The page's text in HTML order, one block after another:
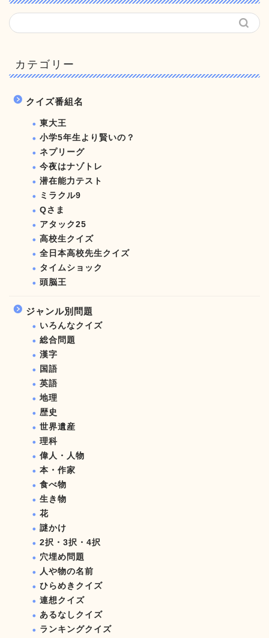
カテゴリー
クイズ番組名
東大王
小学5年生より賢いの？
ネプリーグ
今夜はナゾトレ
潜在能力テスト
ミラクル9
Qさま
アタック25
高校生クイズ
全日本高校先生クイズ
タイムショック
頭脳王
ジャンル別問題
いろんなクイズ
総合問題
漢字
国語
英語
地理
歴史
世界遺産
理科
偉人・人物
本・作家
食べ物
生き物
花
謎かけ
2択・3択・4択
穴埋め問題
人や物の名前
ひらめきクイズ
連想クイズ
あるなしクイズ
ランキングクイズ